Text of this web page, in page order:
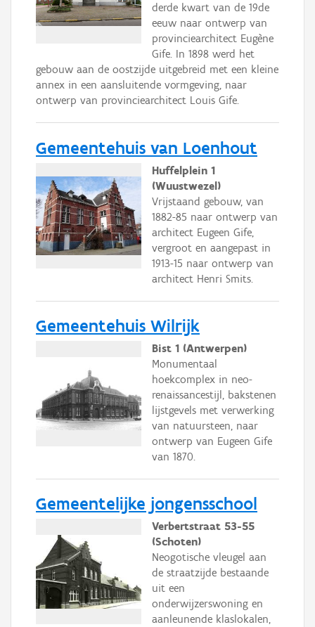
derde kwart van de 19de
eeuw naar ontwerp van
provinciearchitect Eugène
Gife. In 1898 werd het
gebouw aan de oostzijde uitgebreid met een kleine
annex in een aansluitende vormgeving, naar
ontwerp van provinciearchitect Louis Gife.
Gemeentehuis van Loenhout
Huffelplein 1
(Wuustwezel)
Vrijstaand gebouw, van
1882-85 naar ontwerp van
architect Eugeen Gife,
vergroot en aangepast in
1913-15 naar ontwerp van
architect Henri Smits.
Gemeentehuis Wilrijk
Bist 1 (Antwerpen)
Monumentaal
hoekcomplex in neo-
renaissancestijl, bakstenen
lijstgevels met verwerking
van natuursteen, naar
ontwerp van Eugeen Gife
van 1870.
Gemeentelijke jongensschool
Verbertstraat 53-55
(Schoten)
Neogotische vleugel aan
de straatzijde bestaande
uit een
onderwijzerswoning en
aanleunende klaslokalen,